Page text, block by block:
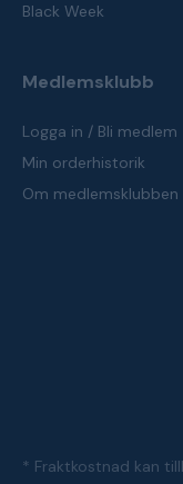
Black Week
Medlemsklubb
Logga in / Bli medlem
Min orderhistorik
Om medlemsklubben
* Fraktkostnad kan